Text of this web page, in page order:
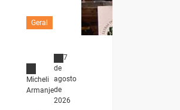
Geral
Micheli
Armanje
7
de
agosto
de
2026